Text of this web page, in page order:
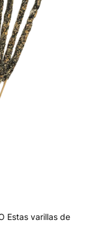
Estas varillas de